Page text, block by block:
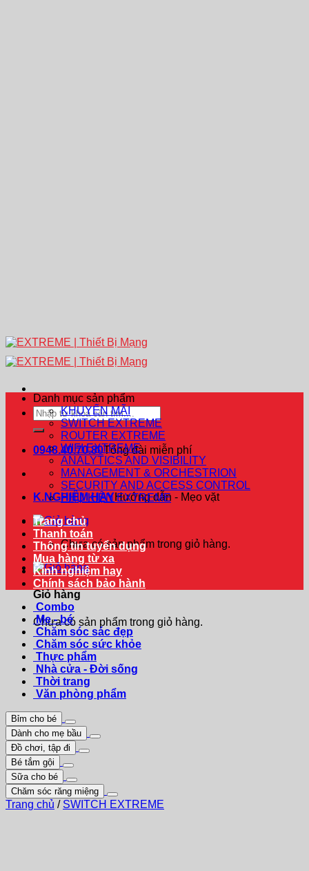
Tìm
kiếm:
0948.40.70.80Tổng đài miễn phí
K.NGHIỆM HAYHướng dẫn - Mẹo vặt
Chưa có sản phẩm trong giỏ hàng.
Giỏ hàng
Chưa có sản phẩm trong giỏ hàng.
Danh mục sản phẩm
KHUYẾN MÃI
SWITCH EXTREME
ROUTER EXTREME
WIFI EXTREME
ANALYTICS AND VISIBILITY
MANAGEMENT & ORCHESTRION
SECURITY AND ACCESS CONTROL
PHỤ KIỆN EXTREME
Trang chủ
Thanh toán
Thông tin tuyển dụng
Mua hàng từ xa
Kinh nghiệm hay
Chính sách bảo hành
Combo
Mẹ - bé
Chăm sóc sác đẹp
Chăm sóc sức khỏe
Thực phẩm
Nhà cửa - Đời sống
Thời trang
Văn phòng phẩm
Bỉm cho bé
Dành cho mẹ bầu
Đồ chơi, tập đi
Bé tắm gội
Sữa cho bé
Chăm sóc răng miệng
Trang chủ / SWITCH EXTREME